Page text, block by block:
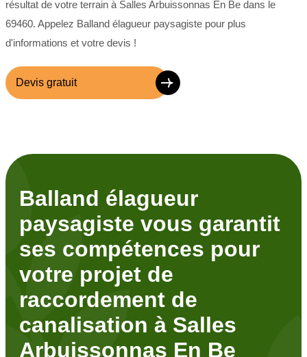
résultat de votre terrain à Salles Arbuissonnas En Be dans le
69460. Appelez Balland élagueur paysagiste pour plus
d'informations et votre devis !
Devis gratuit
Balland élagueur
paysagiste vous garantit
ses compétences pour
votre projet de
raccordement de
canalisation à Salles
Arbuissonnas En Be